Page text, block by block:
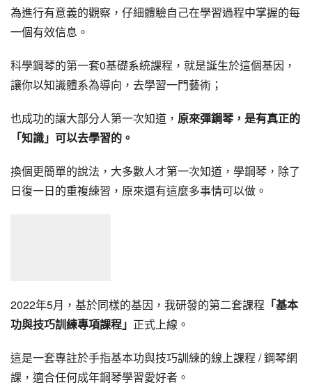
為進行有意義的觀察，仔細體驗自己在學習過程中掌握的每
一個有效信息。
科學鋼琴的第一套0基礎系統課程，就是誕生於這個基因，
讓你以知識體系為導向，去學習一門藝術；
也成功的讓大部分人第一次知道， 原來彈鋼琴，是有真正的
「知識」可以去學習的。
換個更簡單的說法，大多數人才第一次知道，學鋼琴，除了
日復一日的重複練習，原來還有這麼多事情可以做。
2022年5月，基於同樣的基因，我研發的第二套課程 「基本
功與技巧訓練專項課程」 正式上線。
這是一套專註於手指基本功與技巧訓練的線上課程 / 鋼琴網
課，適合任何成年鋼琴學習愛好者。